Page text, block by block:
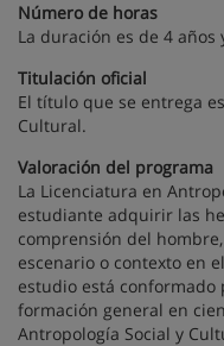
Número de horas
La duración es de 4 años
Titulación oficial
El título que se entrega
Cultural.
Valoración del programa
La Licenciatura en
estudiante adquirir las
comprensión del
escenario o contexto en
estudio está conformado
formación general en
Antropología Social y